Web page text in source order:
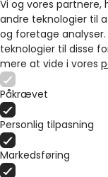
Vi og vores partnere,
andre teknologier til
og foretage analyser.
teknologier til disse
mere at vide i vores
Påkrævet
Personlig tilpasning
Markedsføring